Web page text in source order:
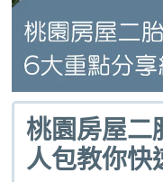
桃園房屋二
人包教你快